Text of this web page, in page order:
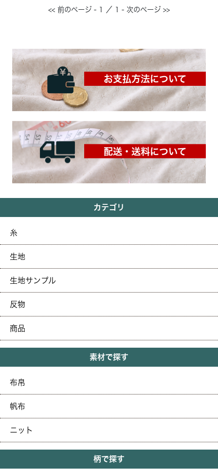
<< 前のページ - 1 ／ 1 - 次のページ >>
お支払方法について
配送・送料について
カテゴリ
糸
生地
生地サンプル
反物
商品
素材で探す
布帛
帆布
ニット
柄で探す